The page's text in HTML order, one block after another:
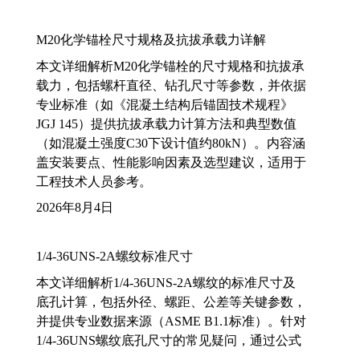
M20化学锚栓尺寸规格及抗拔承载力详解
本文详细解析M20化学锚栓的尺寸规格和抗拔承
载力，包括螺杆直径、钻孔尺寸等参数，并依据
专业标准（如《混凝土结构后锚固技术规程》
JGJ 145）提供抗拔承载力计算方法和典型数值
（如混凝土强度C30下设计值约80kN）。内容涵
盖安装要点、性能影响因素及选型建议，适用于
工程技术人员参考。
2026年8月4日
1/4-36UNS-2A螺纹标准尺寸
本文详细解析1/4-36UNS-2A螺纹的标准尺寸及
底孔计算，包括外径、螺距、公差等关键参数，
并提供专业数据来源（ASME B1.1标准）。针对
1/4-36UNS螺纹底孔尺寸的常见疑问，通过公式